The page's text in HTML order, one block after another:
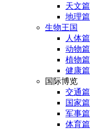
天文篇
地理篇
生物王国
人体篇
动物篇
植物篇
健康篇
国际博览
交通篇
国家篇
军事篇
体育篇